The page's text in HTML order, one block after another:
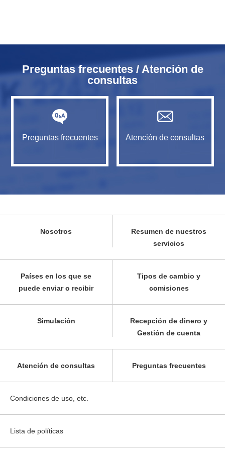
Preguntas frecuentes / Atención de
consultas
Preguntas frecuentes Atención de consultas
Nosotros
Resumen de nuestros
servicios
Países en los que se
puede enviar o recibir
Tipos de cambio y
comisiones
Simulación
Recepción de dinero y
Gestión de cuenta
Atención de consultas Preguntas frecuentes
Condiciones de uso, etc.
Lista de políticas